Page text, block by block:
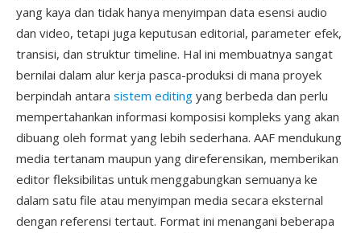
yang kaya dan tidak hanya menyimpan data esensi audio
dan video, tetapi juga keputusan editorial, parameter efek,
transisi, dan struktur timeline. Hal ini membuatnya sangat
bernilai dalam alur kerja pasca-produksi di mana proyek
berpindah antara sistem editing yang berbeda dan perlu
mempertahankan informasi komposisi kompleks yang akan
dibuang oleh format yang lebih sederhana. AAF mendukung
media tertanam maupun yang direferensikan, memberikan
editor fleksibilitas untuk menggabungkan semuanya ke
dalam satu file atau menyimpan media secara eksternal
dengan referensi tertaut. Format ini menangani beberapa